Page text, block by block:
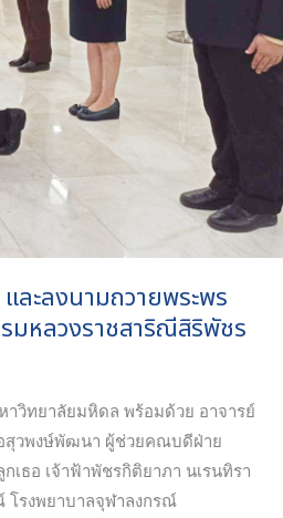
ละลงนามถวายพระพร
รมหลวงราชสาริณีสิริพัชร
วิทยาลัยมหิดล พร้อมด้วย อาจารย์
สุวพงษ์พัฒนา ผู้ช่วยคณบดีฝ่าย
เธอ เจ้าฟ้าพัชรกิติยาภา นเรนทิรา
โรงพยาบาลจุฬาลงกรณ์